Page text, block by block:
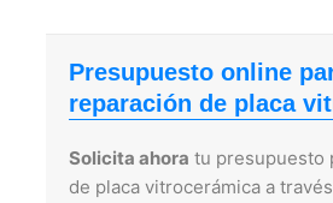
Presupuesto online
reparación de placa
Solicita ahora tu presupuesto
de placa vitrocerámica a